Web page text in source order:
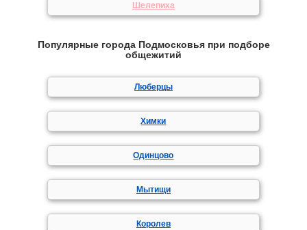
Шелепиха
Популярные города Подмосковья при подборе
общежитий
Люберцы
Химки
Одинцово
Мытищи
Королев